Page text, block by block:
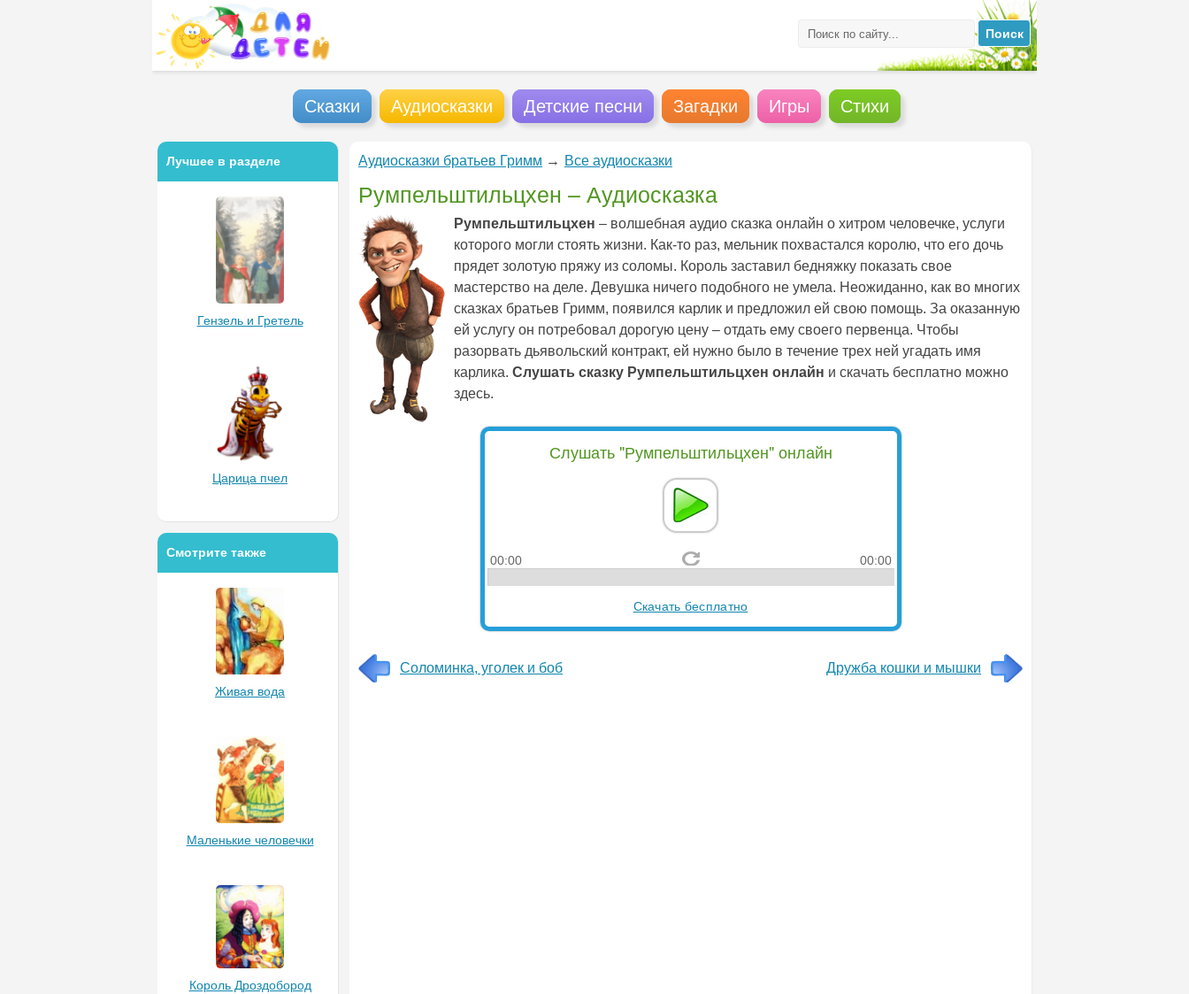
Сказки Аудиосказки Детские песни Загадки Игры Стихи
Аудиосказки братьев Гримм → Все аудиосказки
Румпельштильцхен – Аудиосказка
Румпельштильцхен – волшебная аудио сказка онлайн о хитром человечке, услуги
которого могли стоять жизни. Как-то раз, мельник похвастался королю, что его дочь
прядет золотую пряжу из соломы. Король заставил бедняжку показать свое
мастерство на деле. Девушка ничего подобного не умела. Неожиданно, как во многих
сказках братьев Гримм, появился карлик и предложил ей свою помощь. За оказанную
ей услугу он потребовал дорогую цену – отдать ему своего первенца. Чтобы
разорвать дьявольский контракт, ей нужно было в течение трех ней угадать имя
карлика. Слушать сказку Румпельштильцхен онлайн и скачать бесплатно можно
здесь.
Слушать "Румпельштильцхен" онлайн
00:00 00:00
Скачать бесплатно
Соломинка, уголек и боб Дружба кошки и мышки
Лучшее в разделе
Гензель и Гретель
Царица пчел
Смотрите также
Живая вода
Маленькие человечки
Король Дроздобород